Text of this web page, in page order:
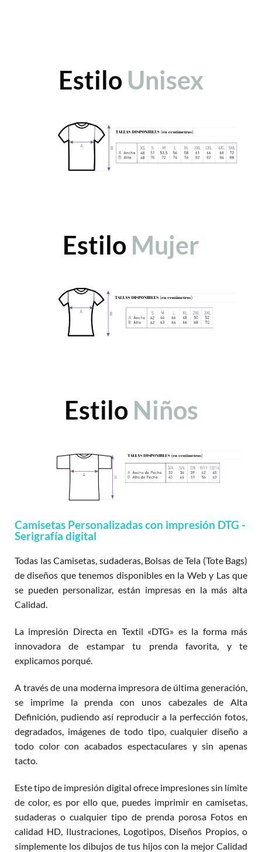
Estilo Unisex
Estilo Mujer
Estilo Niños
Camisetas Personalizadas con impresión DTG -
Serigrafía digital
Todas las Camisetas, sudaderas, Bolsas de Tela (Tote Bags)
de diseños que tenemos disponibles en la Web y Las que
se pueden personalizar, están impresas en la más alta
Calidad.
La impresión Directa en Textil «DTG» es la forma más
innovadora de estampar tu prenda favorita, y te
explicamos porqué.
A través de una moderna impresora de última generación,
se imprime la prenda con unos cabezales de Alta
Definición, pudiendo así reproducir a la perfección fotos,
degradados, imágenes de todo tipo, cualquier diseño a
todo color con acabados espectaculares y sin apenas
tacto.
Este tipo de impresión digital ofrece impresiones sin límite
de color, es por ello que, puedes imprimir en camisetas,
sudaderas o cualquier tipo de prenda porosa Fotos en
calidad HD, Ilustraciones, Logotipos, Diseños Propios, o
simplemente los dibujos de tus hijos con la mejor Calidad